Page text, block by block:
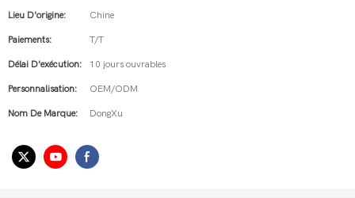
Lieu D'origine: Chine
Paiements: T/T
Délai D'exécution: 10 jours ouvrables
Personnalisation: OEM/ODM
Nom De Marque: DongXu